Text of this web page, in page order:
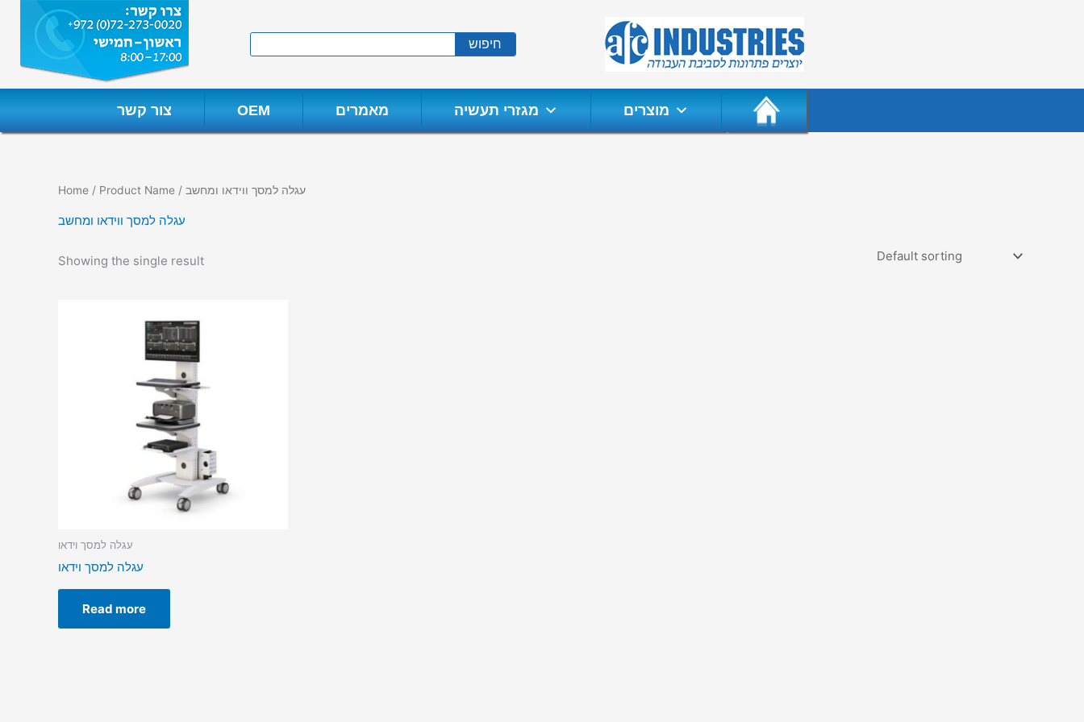
content
חיפוש
צור קשר OEM מאמרים מגזרי תעשיה מוצרים
Home / Product Name / עגלה למסך ווידאו ומחשב
עגלה למסך ווידאו ומחשב
Showing the single result
עגלה למסך וידאו
עגלה למסך וידאו
Read more